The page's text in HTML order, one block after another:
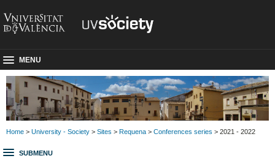
MENU
Home > University - Society > Sites > Requena > Conferences series > 2021 - 2022
SUBMENU